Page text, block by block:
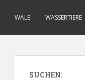
WALE WASSERTIERE
SUCHEN: